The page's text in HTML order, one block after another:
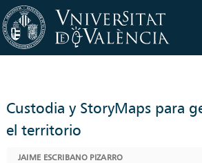
Custodia y StoryMaps para
el territorio
JAIME ESCRIBANO PIZARRO